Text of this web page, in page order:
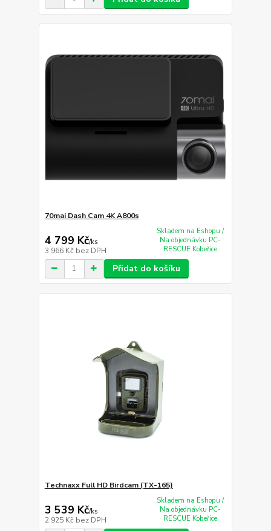
70mai Dash Cam 4K A800s
4 799 Kč/ks
3 966 Kč bez DPH
Skladem na Eshopu /
Na objednávku PC-
RESCUE Kobeřice
Přidat do košíku
Technaxx Full HD Birdcam (TX-165)
3 539 Kč/ks
2 925 Kč bez DPH
Skladem na Eshopu /
Na objednávku PC-
RESCUE Kobeřice